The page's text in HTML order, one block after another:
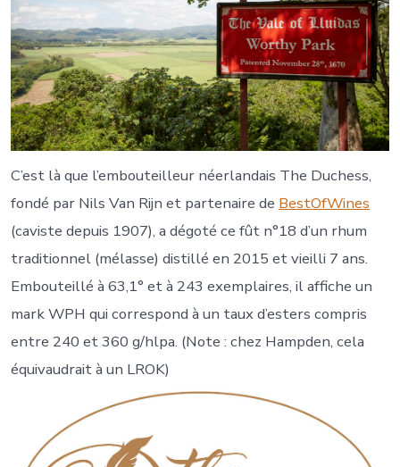
C’est là que l’embouteilleur néerlandais The Duchess,
fondé par Nils Van Rijn et partenaire de BestOfWines
(caviste depuis 1907), a dégoté ce fût n°18 d’un rhum
traditionnel (mélasse) distillé en 2015 et vieilli 7 ans.
Embouteillé à 63,1° et à 243 exemplaires, il affiche un
mark WPH qui correspond à un taux d’esters compris
entre 240 et 360 g/hlpa. (Note : chez Hampden, cela
équivaudrait à un LROK)